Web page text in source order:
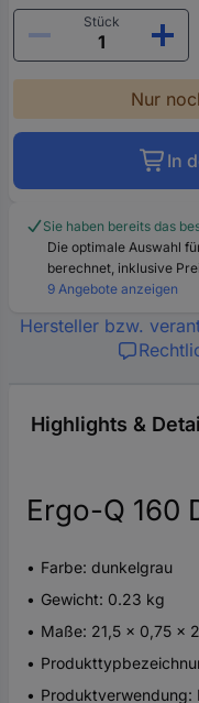
Stück
Nur
In
Sie haben bereits das
Die optimale Auswahl
berechnet, inklusive
9 Angebote anzeigen
Hersteller bzw.
Highlights &
Ergo-Q 160
Farbe: dunkelgrau
Gewicht: 0.23 kg
Maße: 21,5 x 0,75 x
Produktverwendung: